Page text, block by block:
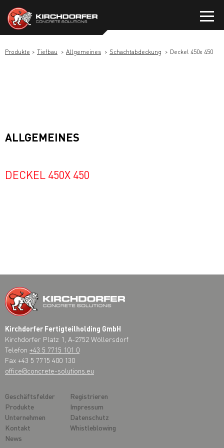
Inhalt
springen
Produkte Tiefbau Allgemeines Schachtabdeckung Deckel 450x 450
ALLGEMEINES
DECKEL 450X 450
Kirchdorfer Fertigteilholding GmbH
Kirchdorfer Platz 1, A-2752 Wöllersdorf
Telefon +43 5 7715 101 0
Fax +43 5 7715 400 130
office@concrete-solutions.eu
Geschäftsfelder
Produkte
Unternehmen
Kontakt
News
Registrieren
Impressum
Datenschutz
Whistleblowing